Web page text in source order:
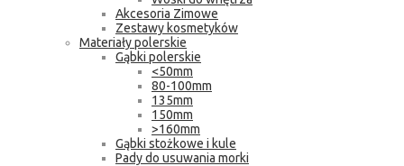
Akcesoria Zimowe
Zestawy kosmetyków
Materiały polerskie
Gąbki polerskie
<50mm
80-100mm
135mm
150mm
>160mm
Gąbki stożkowe i kule
Pady do usuwania morki